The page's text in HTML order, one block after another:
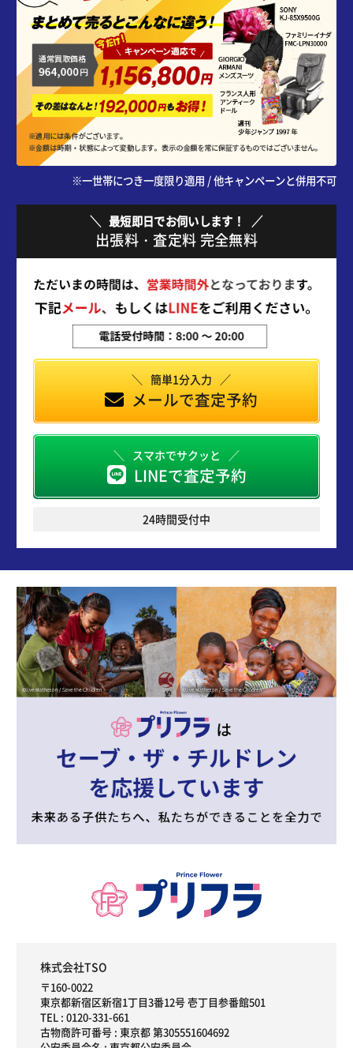
※一世帯につき一度限り適用 / 他キャンペーンと併用不可
最短即日でお伺いします！
出張料・査定料 完全無料
簡単1分入力
メールで査定予約
スマホでサクッと
LINEで査定予約
24時間受付中
株式会社TSO
〒160-0022
東京都新宿区新宿1丁目3番12号 壱丁目参番館501
TEL : 0120-331-661
古物商許可番号 : 東京都 第305551604692